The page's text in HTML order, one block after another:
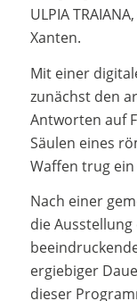
ULPIA
Xanten.
Mit einer
zunächst den
Antworten auf
Säulen eines
Waffen trug ein
Nach einer
die
ergiebiger
dieser